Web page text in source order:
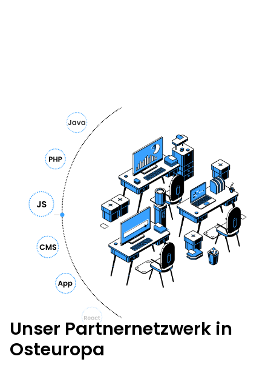
Unser Partnernetzwerk in
Osteuropa